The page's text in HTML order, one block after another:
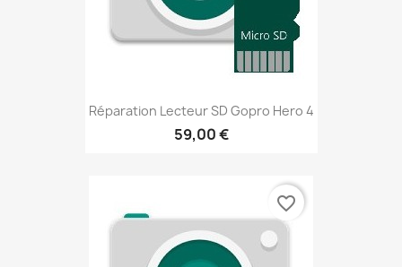
Réparation Lecteur SD Gopro Hero 4
59,00 €
favorite_border